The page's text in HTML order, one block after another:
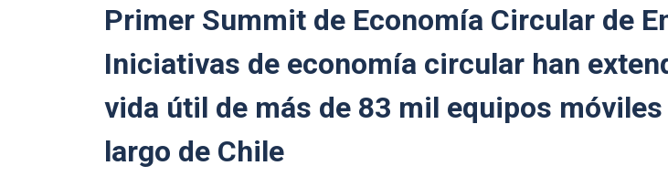
Primer Summit de Economía Circular de
Iniciativas de economía circular han
vida útil de más de 83 mil equipos móviles
largo de Chile